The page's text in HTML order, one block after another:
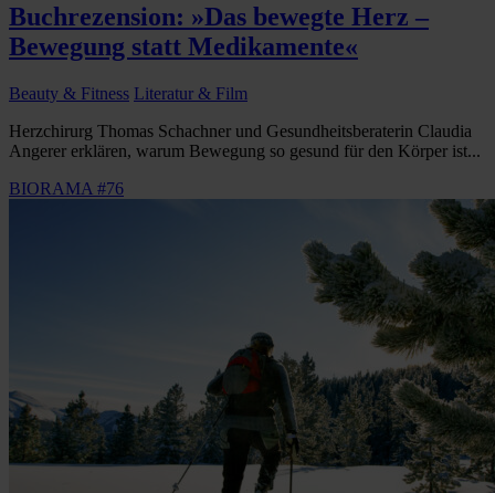
Buchrezension: »Das bewegte Herz –
Bewegung statt Medikamente«
Beauty & Fitness Literatur & Film
Herzchirurg Thomas Schachner und Gesundheitsberaterin Claudia
Angerer erklären, warum Bewegung so gesund für den Körper ist...
BIORAMA #76